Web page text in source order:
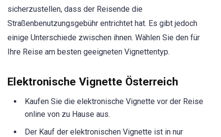
sicherzustellen, dass der Reisende die
Straßenbenutzungsgebühr entrichtet hat. Es gibt jedoch
einige Unterschiede zwischen ihnen. Wählen Sie den für
Ihre Reise am besten geeigneten Vignettentyp.
Elektronische Vignette Österreich
Kaufen Sie die elektronische Vignette vor der Reise
online von zu Hause aus.
Der Kauf der elektronischen Vignette ist in nur